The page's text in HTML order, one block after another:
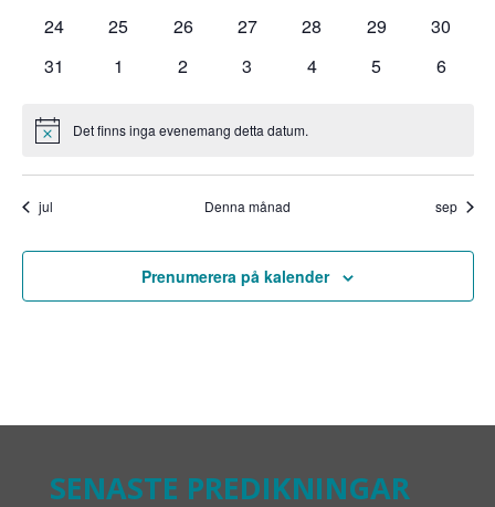
0
24
0
25
0
26
0
27
0
28
0
29
0
30
0
31
0
1
0
2
0
3
0
4
0
5
0
6
Notis Det finns inga evenemang detta datum.
jul Denna månad sep
Prenumerera på kalender
SENASTE PREDIKNINGAR